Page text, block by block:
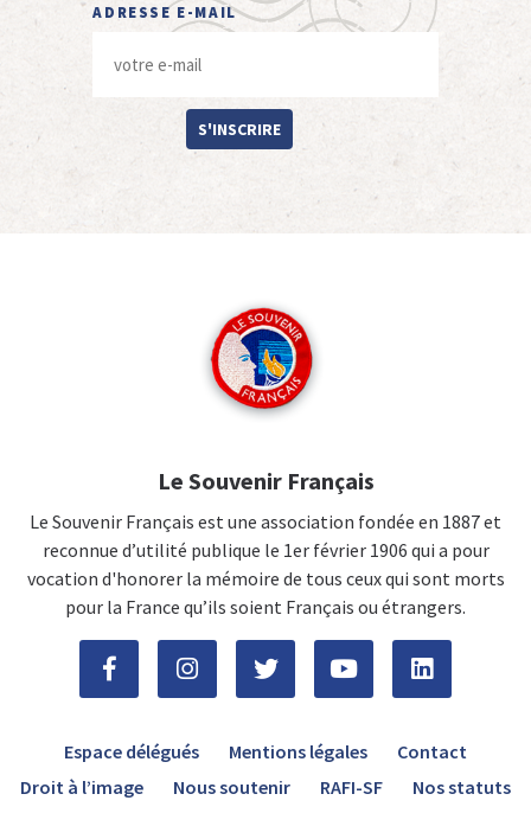
ADRESSE E-MAIL
S'INSCRIRE
Le Souvenir Français
Le Souvenir Français est une association fondée en 1887 et
reconnue d’utilité publique le 1er février 1906 qui a pour
vocation d'honorer la mémoire de tous ceux qui sont morts
pour la France qu’ils soient Français ou étrangers.
Espace délégués Mentions légales
Contact
Droit à l’image
Nous soutenir RAFI-SF Nos statuts